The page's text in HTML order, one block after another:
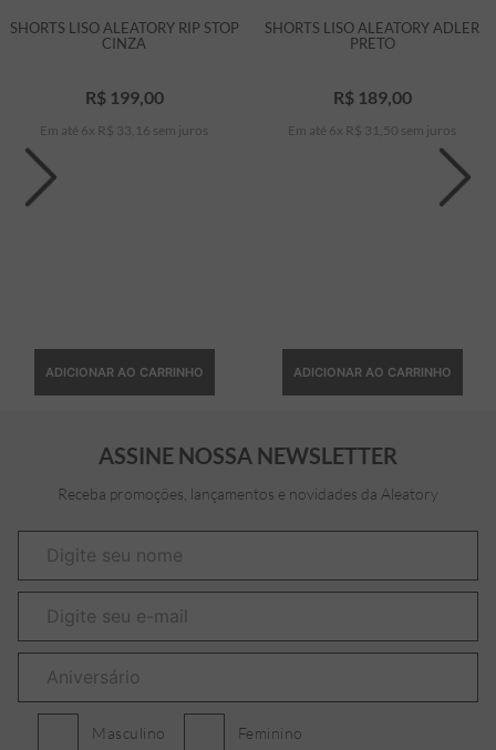
SHORTS LISO ALEATORY RIP STOP
CINZA
R$ 199,00
Em até 6 x R$ 33 16 sem juros
ADICIONAR AO CARRINHO
SHORTS LISO ALEATORY ADLER
PRETO
R$ 189,00
Em até 6 x R$ 31 50 sem juros
ADICIONAR AO CARRINHO
ASSINE NOSSA NEWSLETTER
Receba promoções, lançamentos e novidades da Aleatory
Masculino Feminino